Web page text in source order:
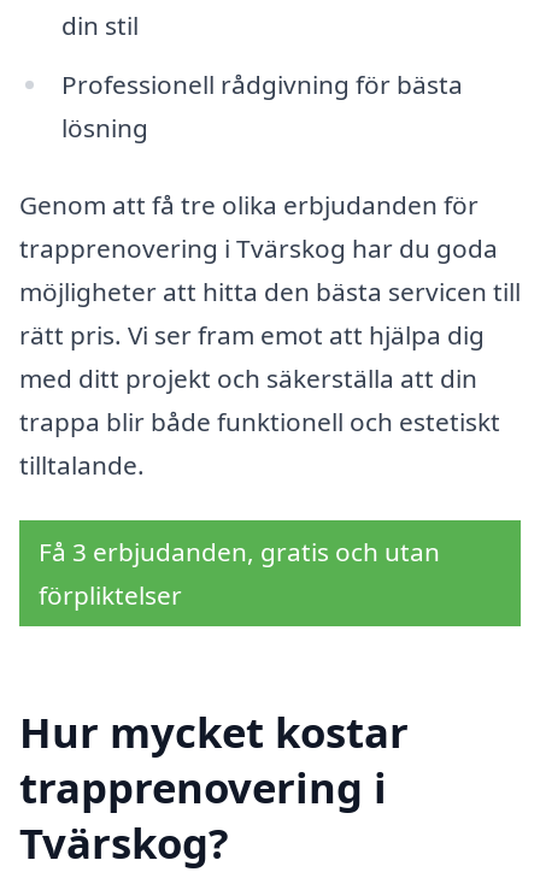
din stil
Professionell rådgivning för bästa
lösning
Genom att få tre olika erbjudanden för
trapprenovering i Tvärskog har du goda
möjligheter att hitta den bästa servicen till
rätt pris. Vi ser fram emot att hjälpa dig
med ditt projekt och säkerställa att din
trappa blir både funktionell och estetiskt
tilltalande.
Få 3 erbjudanden, gratis och utan
förpliktelser
Hur mycket kostar
trapprenovering i
Tvärskog?